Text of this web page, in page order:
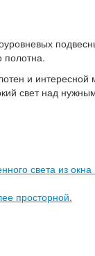
полотна.
и интересной
свет над